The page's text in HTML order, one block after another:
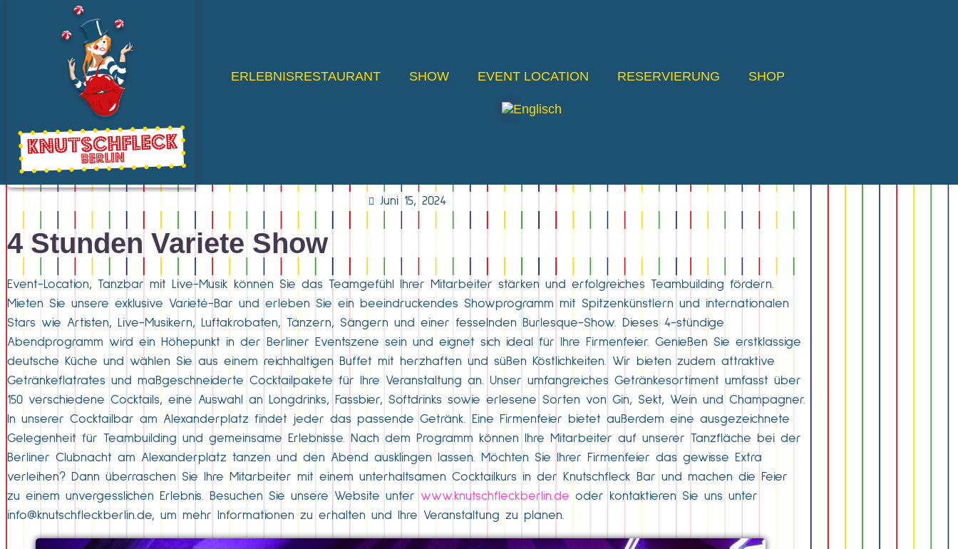
ERLEBNISRESTAURANT SHOW EVENT LOCATION RESERVIERUNG SHOP
Juni 15, 2024
4 Stunden Variete Show
Event-Location, Tanzbar mit Live-Musik können Sie das Teamgefühl Ihrer Mitarbeiter stärken und erfolgreiches Teambuilding fördern.
Mieten Sie unsere exklusive Varieté-Bar und erleben Sie ein beeindruckendes Showprogramm mit Spitzenkünstlern und internationalen
Stars wie Artisten, Live-Musikern, Luftakrobaten, Tänzern, Sängern und einer fesselnden Burlesque-Show. Dieses 4-stündige
Abendprogramm wird ein Höhepunkt in der Berliner Eventszene sein und eignet sich ideal für Ihre Firmenfeier. Genießen Sie erstklassige
deutsche Küche und wählen Sie aus einem reichhaltigen Buffet mit herzhaften und süßen Köstlichkeiten. Wir bieten zudem attraktive
Getränkeflatrates und maßgeschneiderte Cocktailpakete für Ihre Veranstaltung an. Unser umfangreiches Getränkesortiment umfasst über
150 verschiedene Cocktails, eine Auswahl an Longdrinks, Fassbier, Softdrinks sowie erlesene Sorten von Gin, Sekt, Wein und Champagner.
In unserer Cocktailbar am Alexanderplatz findet jeder das passende Getränk. Eine Firmenfeier bietet außerdem eine ausgezeichnete
Gelegenheit für Teambuilding und gemeinsame Erlebnisse. Nach dem Programm können Ihre Mitarbeiter auf unserer Tanzfläche bei der
Berliner Clubnacht am Alexanderplatz tanzen und den Abend ausklingen lassen. Möchten Sie Ihrer Firmenfeier das gewisse Extra
verleihen? Dann überraschen Sie Ihre Mitarbeiter mit einem unterhaltsamen Cocktailkurs in der Knutschfleck Bar und machen die Feier
zu einem unvergesslichen Erlebnis. Besuchen Sie unsere Website unter www.knutschfleckberlin.de oder kontaktieren Sie uns unter
info@knutschfleckberlin.de, um mehr Informationen zu erhalten und Ihre Veranstaltung zu planen.